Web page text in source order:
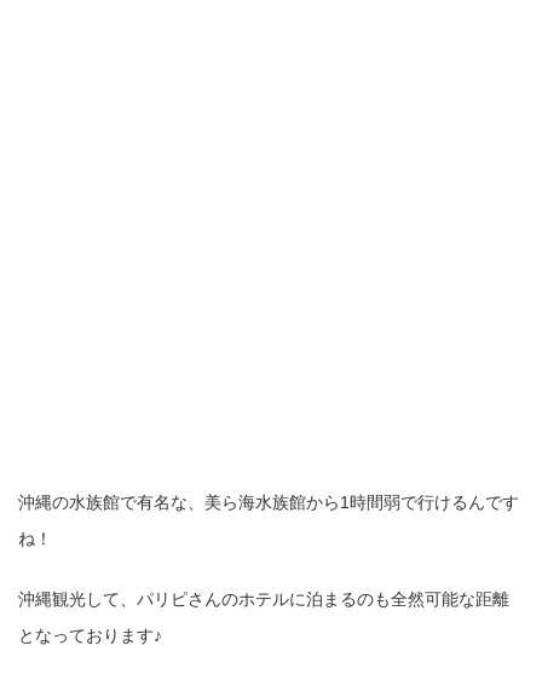
沖縄の水族館で有名な、美ら海水族館から1時間弱で行けるんです
ね！
沖縄観光して、パリピさんのホテルに泊まるのも全然可能な距離
となっております♪